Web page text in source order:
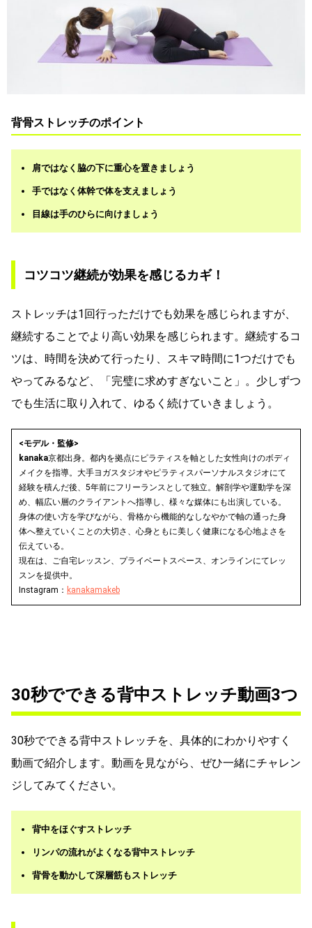
背骨ストレッチのポイント
肩ではなく脇の下に重心を置きましょう
手ではなく体幹で体を支えましょう
目線は手のひらに向けましょう
コツコツ継続が効果を感じるカギ！
ストレッチは1回行っただけでも効果を感じられますが、
継続することでより高い効果を感じられます。継続するコ
ツは、時間を決めて行ったり、スキマ時間に1つだけでも
やってみるなど、「完璧に求めすぎないこと」。少しずつ
でも生活に取り入れて、ゆるく続けていきましょう。
<モデル・監修>
kanaka京都出身。都内を拠点にピラティスを軸とした女性向けのボディ
メイクを指導。大手ヨガスタジオやピラティスパーソナルスタジオにて
経験を積んだ後、5年前にフリーランスとして独立。解剖学や運動学を深
め、幅広い層のクライアントへ指導し、様々な媒体にも出演している。
身体の使い方を学びながら、骨格から機能的なしなやかで軸の通った身
体へ整えていくことの大切さ、心身ともに美しく健康になる心地よさを
伝えている。
現在は、ご自宅レッスン、プライベートスペース、オンラインにてレッ
スンを提供中。
Instagram： kanakamakeb
30秒でできる背中ストレッチ動画3つ
30秒でできる背中ストレッチを、具体的にわかりやすく
動画で紹介します。動画を見ながら、ぜひ一緒にチャレン
ジしてみてください。
背中をほぐすストレッチ
リンパの流れがよくなる背中ストレッチ
背骨を動かして深層筋もストレッチ